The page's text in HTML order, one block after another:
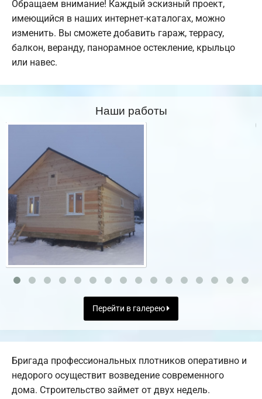
Обращаем внимание! Каждый эскизный проект,
имеющийся в наших интернет-каталогах, можно
изменить. Вы сможете добавить гараж, террасу,
балкон, веранду, панорамное остекление, крыльцо
или навес.
Наши работы
Перейти в галерею
Бригада профессиональных плотников оперативно и
недорого осуществит возведение современного
дома. Строительство займет от двух недель.